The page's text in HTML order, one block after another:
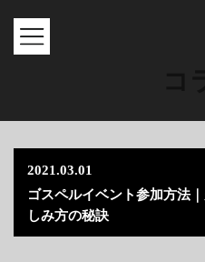
2021.03.01
ゴスペルイベント参加方法
しみ方の秘訣